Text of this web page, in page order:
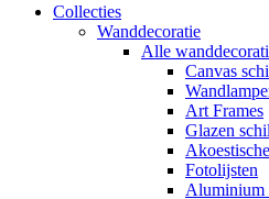
Collecties
Wanddecoratie
Alle
Canvas
Art Frames
Glazen
Fotolijsten
Aluminium